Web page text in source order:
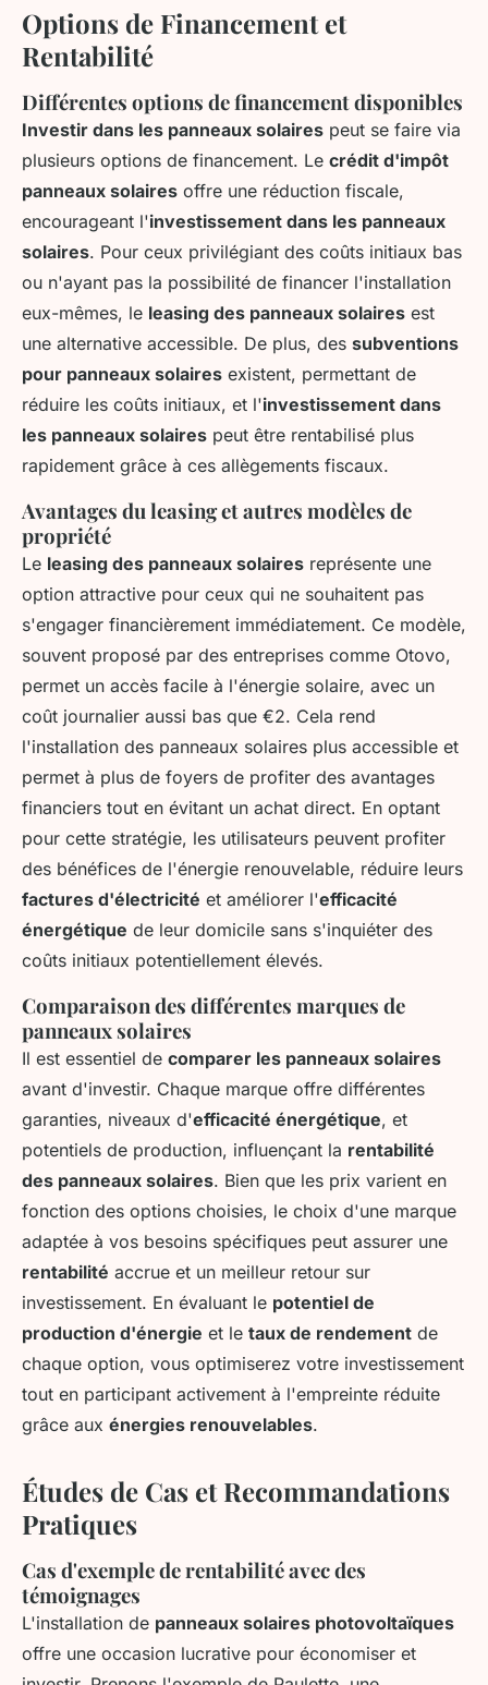
Options de Financement et
Rentabilité
Différentes options de financement disponibles
Investir dans les panneaux solaires peut se faire via
plusieurs options de financement. Le crédit d'impôt
panneaux solaires offre une réduction fiscale,
encourageant l'investissement dans les panneaux
solaires. Pour ceux privilégiant des coûts initiaux bas
ou n'ayant pas la possibilité de financer l'installation
eux-mêmes, le leasing des panneaux solaires est
une alternative accessible. De plus, des subventions
pour panneaux solaires existent, permettant de
réduire les coûts initiaux, et l'investissement dans
les panneaux solaires peut être rentabilisé plus
rapidement grâce à ces allègements fiscaux.
Avantages du leasing et autres modèles de
propriété
Le leasing des panneaux solaires représente une
option attractive pour ceux qui ne souhaitent pas
s'engager financièrement immédiatement. Ce modèle,
souvent proposé par des entreprises comme Otovo,
permet un accès facile à l'énergie solaire, avec un
coût journalier aussi bas que €2. Cela rend
l'installation des panneaux solaires plus accessible et
permet à plus de foyers de profiter des avantages
financiers tout en évitant un achat direct. En optant
pour cette stratégie, les utilisateurs peuvent profiter
des bénéfices de l'énergie renouvelable, réduire leurs
factures d'électricité et améliorer l'efficacité
énergétique de leur domicile sans s'inquiéter des
coûts initiaux potentiellement élevés.
Comparaison des différentes marques de
panneaux solaires
Il est essentiel de comparer les panneaux solaires
avant d'investir. Chaque marque offre différentes
garanties, niveaux d'efficacité énergétique, et
potentiels de production, influençant la rentabilité
des panneaux solaires. Bien que les prix varient en
fonction des options choisies, le choix d'une marque
adaptée à vos besoins spécifiques peut assurer une
rentabilité accrue et un meilleur retour sur
investissement. En évaluant le potentiel de
production d'énergie et le taux de rendement de
chaque option, vous optimiserez votre investissement
tout en participant activement à l'empreinte réduite
grâce aux énergies renouvelables.
Études de Cas et Recommandations
Pratiques
Cas d'exemple de rentabilité avec des
témoignages
L'installation de panneaux solaires photovoltaïques
offre une occasion lucrative pour économiser et